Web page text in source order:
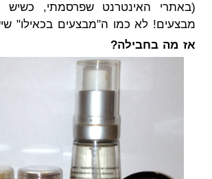
(באתרי האינטרנט שפרסמתי, כשיש
מבצעים! לא כמו ה"מבצעים בכאילו"
אז מה בחבילה?